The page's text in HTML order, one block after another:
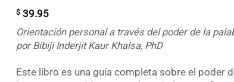
$ 39.95
Orientación personal a través del poder de la
por Bibiji Inderjit Kaur Khalsa, PhD
Este libro es una guía completa sobre el poder